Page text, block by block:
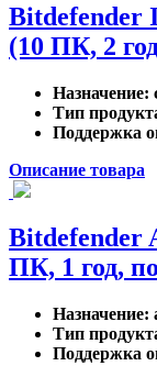
Bitdefender
(10 ПК, 2
Назначение:
Тип
Поддержка
Описание товара
Bitdefender
ПК, 1 год,
Назначение:
Тип
Поддержка